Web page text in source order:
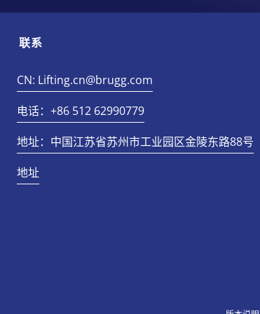
联系
CN: Lifting.cn@brugg.com
电话：+86 512 62990779
地址：中国江苏省苏州市工业园区金陵东路88号
地址